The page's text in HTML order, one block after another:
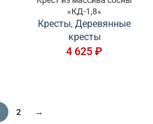
«КД-1,8»
Кресты, Деревянные
кресты
4 625₽
2 →